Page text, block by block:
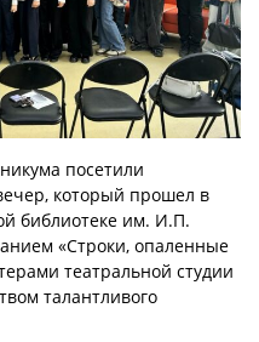
посетили
который прошел в
библиотеке им. И.П.
«Строки, опаленные
театральной студии
талантливого